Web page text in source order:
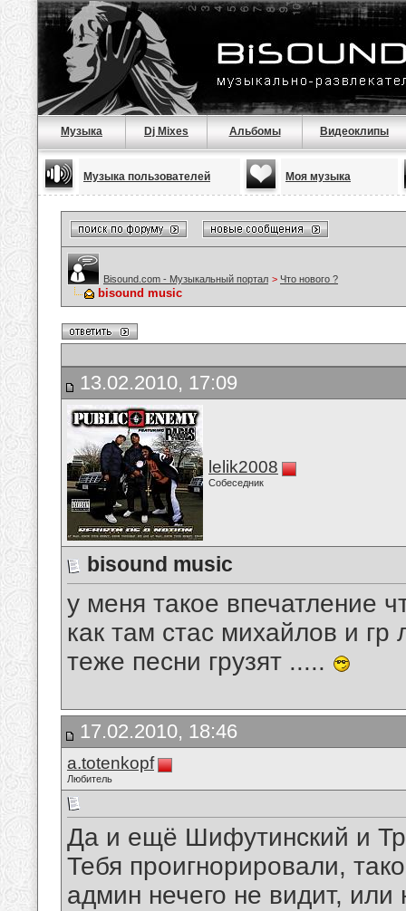
Музыка Dj Mixes Альбомы Видеоклипы
Музыка пользователей Моя музыка
Bisound.com - Музыкальный портал > Что нового ?
bisound music
13.02.2010, 17:09
lelik2008
Собеседник
bisound music
у меня такое впечатление
как там стас михайлов и
теже песни грузят .....
17.02.2010, 18:46
a.totenkopf
Любитель
Да и ещё Шифутинский и
Тебя проигнорировали,
админ нечего не видит, или